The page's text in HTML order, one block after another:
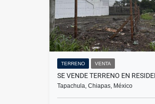
TERRENO VENTA
Tapachula, Chiapas, México